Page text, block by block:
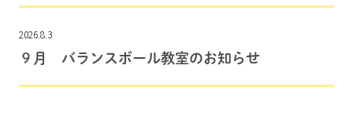
2026.8.3
９月 バランスボール教室のお知らせ